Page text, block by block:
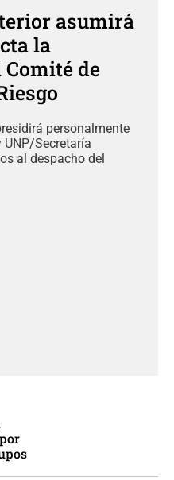
asumirá
la
de
personalmente
UNP/Secretaría
al despacho del